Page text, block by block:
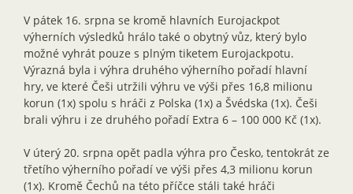
V pátek 16. srpna se kromě hlavních Eurojackpot
výherních výsledků hrálo také o obytný vůz, který bylo
možné vyhrát pouze s plným tiketem Eurojackpotu.
Výrazná byla i výhra druhého výherního pořadí hlavní
hry, ve které Češi utržili výhru ve výši přes 16,8 milionu
korun (1x) spolu s hráči z Polska (1x) a Švédska (1x). Češi
brali výhru i ze druhého pořadí Extra 6 – 100 000 Kč (1x).
V úterý 20. srpna opět padla výhra pro Česko, tentokrát ze
třetího výherního pořadí ve výši přes 4,3 milionu korun
(1x). Kromě Čechů na této příčce stáli také hráči